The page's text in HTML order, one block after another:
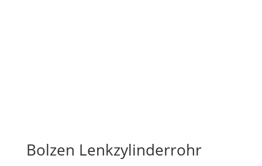
Bolzen Lenkzylinderrohr